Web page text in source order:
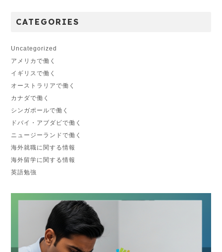
CATEGORIES
Uncategorized
アメリカで働く
イギリスで働く
オーストラリアで働く
カナダで働く
シンガポールで働く
ドバイ・アブダビで働く
ニュージーランドで働く
海外就職に関する情報
海外留学に関する情報
英語勉強